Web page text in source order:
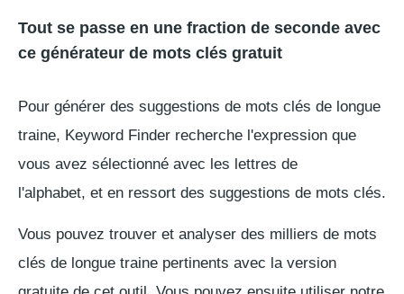
Tout se passe en une fraction de seconde avec
ce générateur de mots clés gratuit
Pour générer des suggestions de mots clés de longue
traine, Keyword Finder recherche l'expression que
vous avez sélectionné avec les lettres de
l'alphabet, et en ressort des suggestions de mots clés.
Vous pouvez trouver et analyser des milliers de mots
clés de longue traine pertinents avec la version